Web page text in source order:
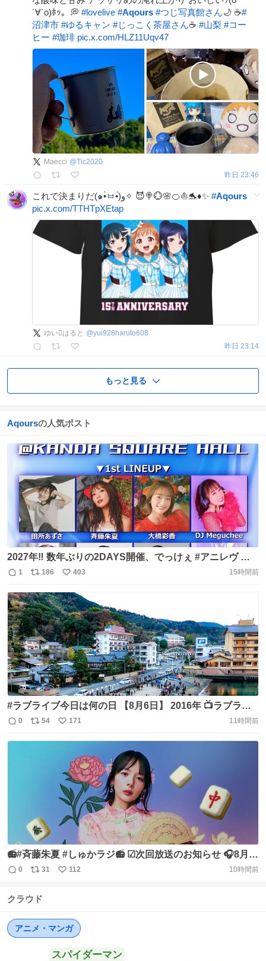
´∀`о)ﾎｯ。💭 #lovelive #Aqours #つじ写真館さん🌙 ☕️#
沼津市 #ゆるキャン #じっこく茶屋さん☕️ #山梨 #コー
ヒー #珈琲 pic.x.com/HLZ11Uqv47
Maecci @Tic2020
昨日 23:46
これで決まりだ(๑•̀ㅂ•́)و✧ 😈🍭💮🌸🍊⛵️🐬♦️✨ #Aqours
pic.x.com/TTHTpXEtap
ゆいはると @yui928haruto608
昨日 23:14
もっと見る
Aqoursの人気ポスト
2027年‼️ 数年ぶりの2DAYS開催、でっけぇ #アニレヴ 改
めましてKV第1弾‼️ 2027年2月6日(土)7(日) ＠ KANDA
DJ小日向美香／斉藤朱夏／DJ Meguchee／大橋彩香／DJ
絵森彩／前橋ウィッチーズ ※各出演日程、チケット情報等
は近日公開‼️お楽しみに‼️ https://t.co/eYdghNTB04
返
信
数
1
リ
ポ
ス
ト
数
186
い
い
ね
数
403 15時間前
#ラブライブ今日は何の日 【8月6日】 2016年 📺ラブライ
ブ！サンシャイン!!6話「PVを作ろう」放送 2017年 🎙「ラ
PARTY TRAIN TOUR 名古屋公演」Day.2 開催 2023年 📺
幻日のヨハネ -SUNSHINE in the MIRROR-
https://t.co/4vaVP8xRnb
返
信
0
リ
ポ
54
い
い
171 11時間前
📻#斉藤朱夏 #しゅかラジ📻 ☑次回放送のお知らせ 🎧8月
12日深夜24時30分OA コメントゲストは #岡田紗佳 さんで
https://t.co/3uaKSKJ7NF
返
数
0
リ
ス
数
31
い
112 10時間前
クラウド
アニメ・マンガ
スパイダーマン